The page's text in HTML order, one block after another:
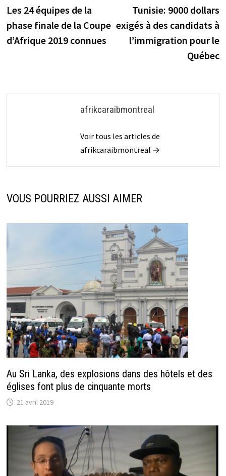
de
l’article
précédente :
Les 24 équipes de la
phase finale de la Coupe
d’Afrique 2019 connues
Tunisie: 9000 dollars
exigés à des candidats à
l’immigration pour le
Québec
afrikcaraibmontreal
Voir tous les articles de
afrikcaraibmontreal →
VOUS POURRIEZ AUSSI AIMER
Au Sri Lanka, des explosions dans des hôtels et des
églises font plus de cinquante morts
21 avril 2019